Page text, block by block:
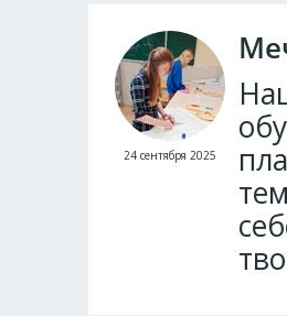
24 сентября 2025